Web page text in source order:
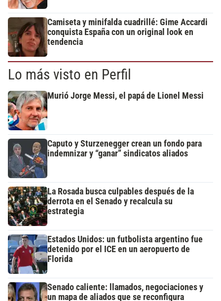
Camiseta y minifalda cuadrillé: Gime Accardi
conquista España con un original look en
tendencia
Lo más visto en Perfil
Murió Jorge Messi, el papá de Lionel Messi
Caputo y Sturzenegger crean un fondo para
indemnizar y “ganar” sindicatos aliados
La Rosada busca culpables después de la
derrota en el Senado y recalcula su
estrategia
Estados Unidos: un futbolista argentino fue
detenido por el ICE en un aeropuerto de
Florida
Senado caliente: llamados, negociaciones y
un mapa de aliados que se reconfigura